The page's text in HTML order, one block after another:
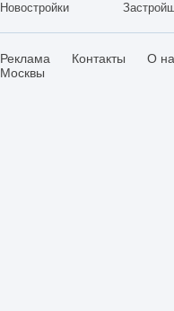
Новостройки
Реклама Контакты О
Москвы